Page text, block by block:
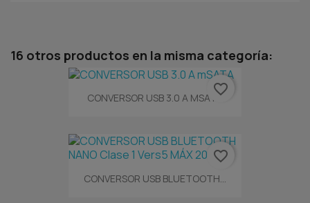
16 otros productos en la misma categoría:
CONVERSOR USB 3.0 A MSATA
favorite_border
CONVERSOR USB BLUETOOTH...
favorite_border